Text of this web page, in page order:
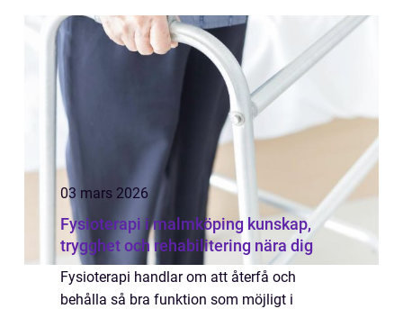
03 mars 2026
Fysioterapi i malmköping kunskap,
trygghet och rehabilitering nära dig
Fysioterapi handlar om att återfå och
behålla så bra funktion som möjligt i